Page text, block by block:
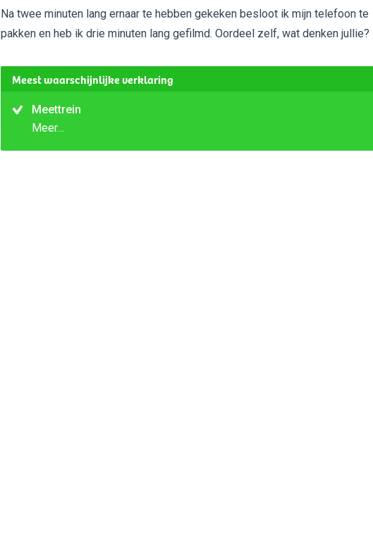
Na twee minuten lang ernaar te hebben gekeken besloot ik mijn telefoon te
pakken en heb ik drie minuten lang gefilmd. Oordeel zelf, wat denken jullie?
Meest waarschijnlijke verklaring
Meettrein
Meer…